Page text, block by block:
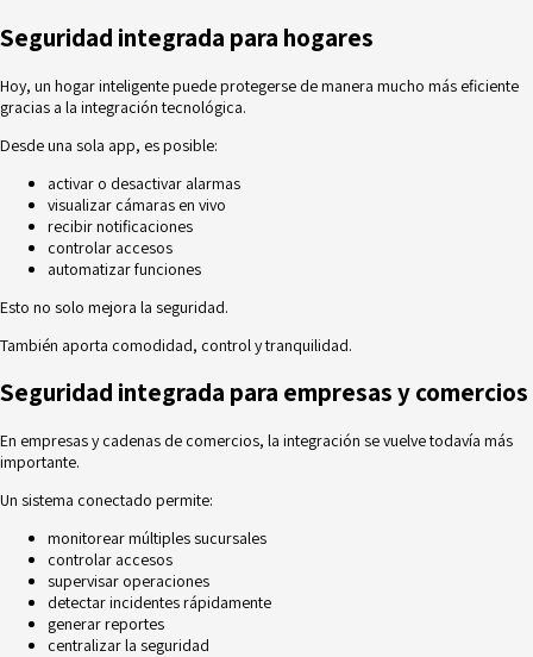
Seguridad integrada para hogares
Hoy, un hogar inteligente puede protegerse de manera mucho más eficiente
gracias a la integración tecnológica.
Desde una sola app, es posible:
activar o desactivar alarmas
visualizar cámaras en vivo
recibir notificaciones
controlar accesos
automatizar funciones
Esto no solo mejora la seguridad.
También aporta comodidad, control y tranquilidad.
Seguridad integrada para empresas y comercios
En empresas y cadenas de comercios, la integración se vuelve todavía más
importante.
Un sistema conectado permite:
monitorear múltiples sucursales
controlar accesos
supervisar operaciones
detectar incidentes rápidamente
generar reportes
centralizar la seguridad